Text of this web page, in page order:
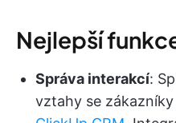
Nejlepší
Správa interakcí:
vztahy se